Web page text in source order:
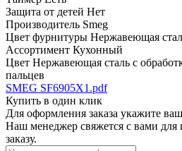
Защита от детей Нет
Производитель Smeg
Цвет фурнитуры Нержавеющая
Ассортимент Кухонный
Цвет Нержавеющая сталь с
пальцев
SMEG SF6905X1.pdf
Купить в один клик
Для оформления заказа укажите
Наш менеджер свяжется с вами для
заказу.